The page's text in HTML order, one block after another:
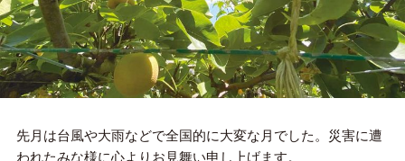
先月は台風や大雨などで全国的に大変な月でした。災害に遭
われたみな様に心よりお見舞い申し上げます。